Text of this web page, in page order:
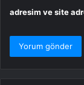
adresim ve site